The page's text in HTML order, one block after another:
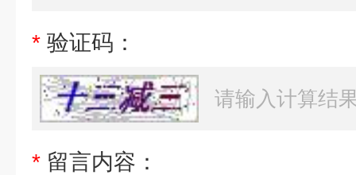
* 验证码：
* 留言内容：